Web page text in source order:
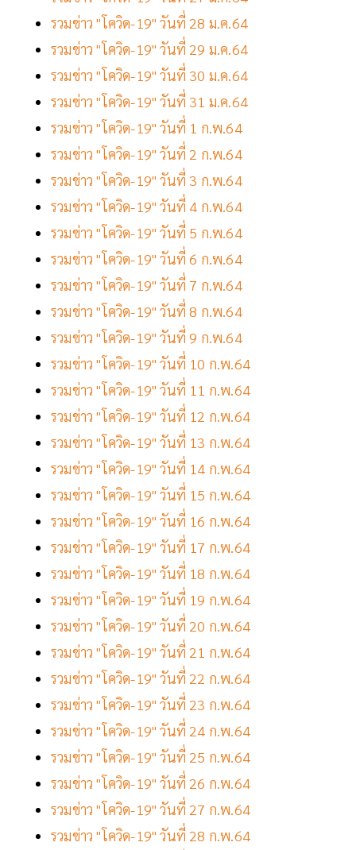
รวมข่าว "โควิด-19" วันที่ 28 ม.ค.64
รวมข่าว "โควิด-19" วันที่ 29 ม.ค.64
รวมข่าว "โควิด-19" วันที่ 30 ม.ค.64
รวมข่าว "โควิด-19" วันที่ 31 ม.ค.64
รวมข่าว "โควิด-19" วันที่ 1 ก.พ.64
รวมข่าว "โควิด-19" วันที่ 2 ก.พ.64
รวมข่าว "โควิด-19" วันที่ 3 ก.พ.64
รวมข่าว "โควิด-19" วันที่ 4 ก.พ.64
รวมข่าว "โควิด-19" วันที่ 5 ก.พ.64
รวมข่าว "โควิด-19" วันที่ 6 ก.พ.64
รวมข่าว "โควิด-19" วันที่ 7 ก.พ.64
รวมข่าว "โควิด-19" วันที่ 8 ก.พ.64
รวมข่าว "โควิด-19" วันที่ 9 ก.พ.64
รวมข่าว "โควิด-19" วันที่ 10 ก.พ.64
รวมข่าว "โควิด-19" วันที่ 11 ก.พ.64
รวมข่าว "โควิด-19" วันที่ 12 ก.พ.64
รวมข่าว "โควิด-19" วันที่ 13 ก.พ.64
รวมข่าว "โควิด-19" วันที่ 14 ก.พ.64
รวมข่าว "โควิด-19" วันที่ 15 ก.พ.64
รวมข่าว "โควิด-19" วันที่ 16 ก.พ.64
รวมข่าว "โควิด-19" วันที่ 17 ก.พ.64
รวมข่าว "โควิด-19" วันที่ 18 ก.พ.64
รวมข่าว "โควิด-19" วันที่ 19 ก.พ.64
รวมข่าว "โควิด-19" วันที่ 20 ก.พ.64
รวมข่าว "โควิด-19" วันที่ 21 ก.พ.64
รวมข่าว "โควิด-19" วันที่ 22 ก.พ.64
รวมข่าว "โควิด-19" วันที่ 23 ก.พ.64
รวมข่าว "โควิด-19" วันที่ 24 ก.พ.64
รวมข่าว "โควิด-19" วันที่ 25 ก.พ.64
รวมข่าว "โควิด-19" วันที่ 26 ก.พ.64
รวมข่าว "โควิด-19" วันที่ 27 ก.พ.64
รวมข่าว "โควิด-19" วันที่ 28 ก.พ.64